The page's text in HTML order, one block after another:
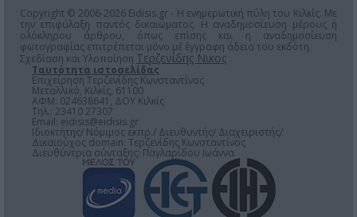
Copyright © 2006-2026 Eidisis.gr - Η ενημερωτική πύλη του Κιλκίς. Με
την επιφύλαξη παντός δικαιώματος. Η αναδημοσίευση μέρους ή
ολόκληρου άρθρου, όπως επίσης και η αναδημοσίευση
φωτογραφίας επιτρέπεται μόνο μέ έγγραφη άδεια του εκδότη.
Σχεδίαση και Υλοποίηση Τερζενίδης Νικος
Ταυτότητα ιστοσελίδας
Επιχείρηση Τερζενίδης Κωνσταντίνος
Μεταλλικό, Κιλκίς, 61100
ΑΦΜ: 024638641, ΔΟΥ Κιλκίς
Τηλ.: 23410 27307
Email: eidisis@eidisis.gr
Ιδιοκτήτης/ Νόμιμος εκπρ./ Διευθυντής/ Διαχειριστής/
Δικαιούχος domain: Τερζενίδης Κωνσταντίνος
Διευθύντρια σύνταξης: Παγλαρίδου Ιωάννα